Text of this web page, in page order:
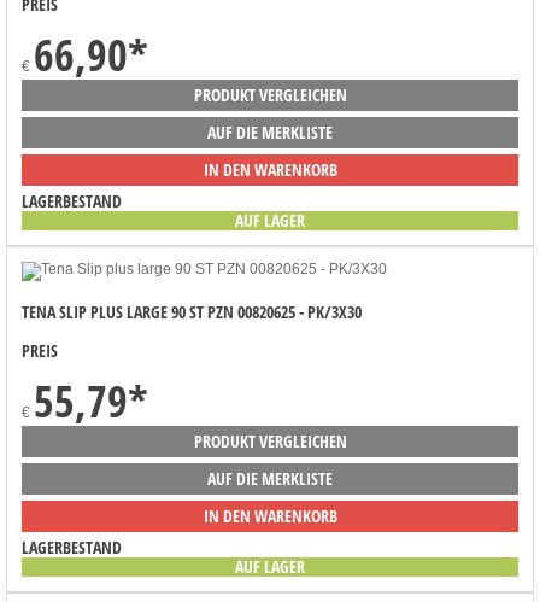
€ 66,90*
PRODUKT VERGLEICHEN
AUF DIE MERKLISTE
IN DEN WARENKORB
LAGERBESTAND
AUF LAGER
TENA SLIP PLUS LARGE 90 ST PZN 00820625 - PK/3X30
PREIS
€ 55,79*
PRODUKT VERGLEICHEN
AUF DIE MERKLISTE
IN DEN WARENKORB
LAGERBESTAND
AUF LAGER